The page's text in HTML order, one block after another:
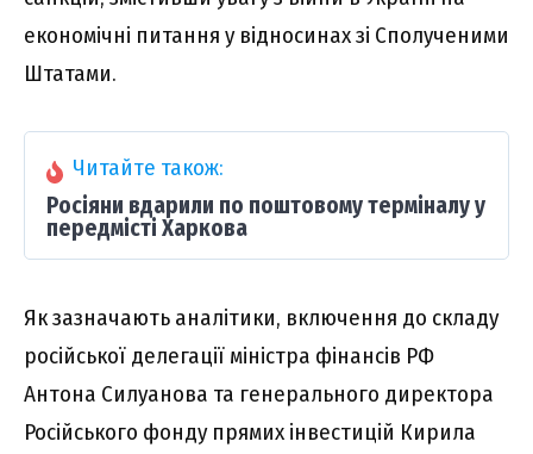
економічні питання у відносинах зі Сполученими
Штатами.
Читайте також:
Росіяни вдарили по поштовому терміналу у
передмісті Харкова
Як зазначають аналітики, включення до складу
російської делегації міністра фінансів РФ
Антона Силуанова та генерального директора
Російського фонду прямих інвестицій Кирила